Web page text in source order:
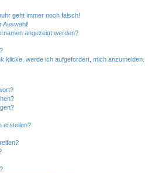
geht immer noch falsch!
Auswahl!
angezeigt werden?
klicke, werde ich aufgefordert, mich anzumelden.
erstellen?